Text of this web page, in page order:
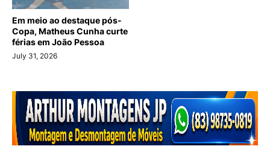
Em meio ao destaque pós-
Copa, Matheus Cunha curte
férias em João Pessoa
July 31, 2026